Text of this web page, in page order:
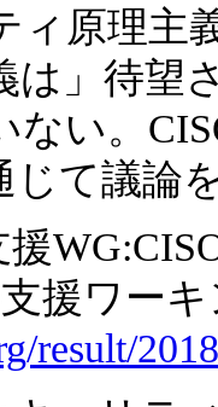
ィ原理主
は」待望
ない。
じて議論
援ワーキ
result/